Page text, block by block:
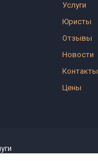
Услуги
Юристы
Отзывы
Новости
Контакты
Цены